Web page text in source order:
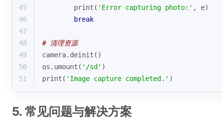
45
print ( 'Error capturing photo:' , e)
46
break
47
48
# 清理资源
49
camera.deinit()
50
os.umount( '/sd' )
51
print ( 'Image capture completed.' )
5. 常见问题与解决方案